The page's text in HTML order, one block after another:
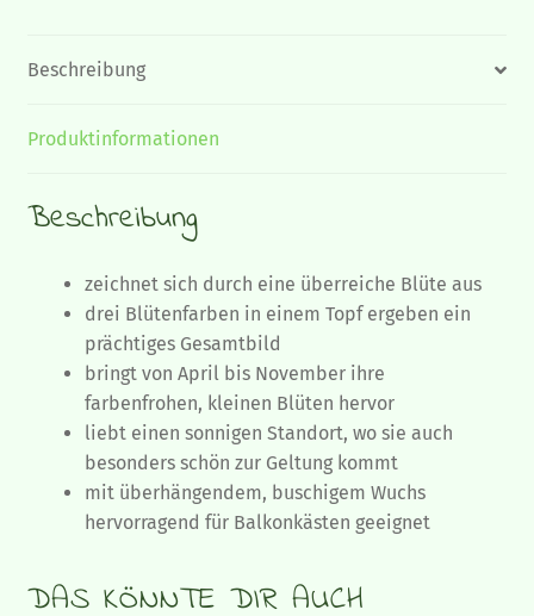
Beschreibung
Produktinformationen
Beschreibung
zeichnet sich durch eine überreiche Blüte aus
drei Blütenfarben in einem Topf ergeben ein
prächtiges Gesamtbild
bringt von April bis November ihre
farbenfrohen, kleinen Blüten hervor
liebt einen sonnigen Standort, wo sie auch
besonders schön zur Geltung kommt
mit überhängendem, buschigem Wuchs
hervorragend für Balkonkästen geeignet
DAS KÖNNTE DIR AUCH